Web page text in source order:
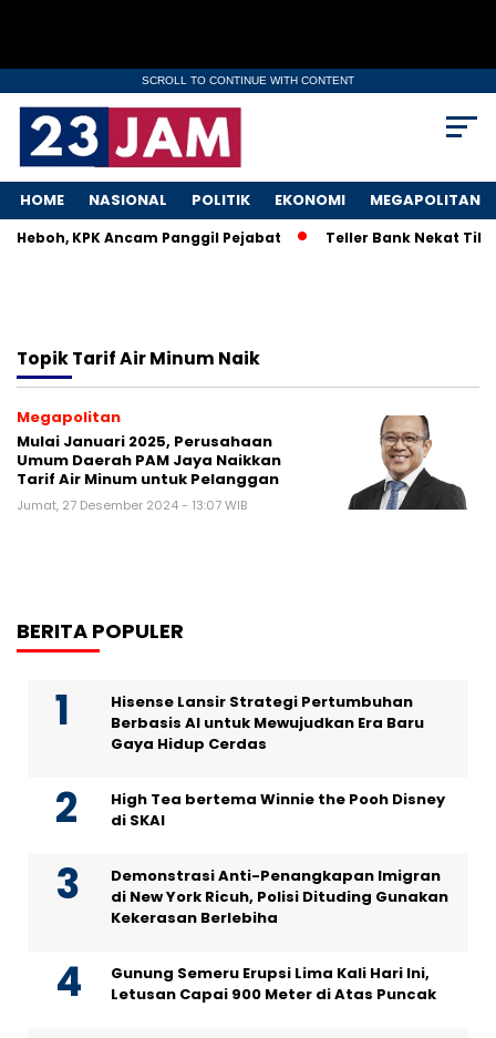
SCROLL TO CONTINUE WITH CONTENT
HOME NASIONAL POLITIK EKONOMI MEGAPOLITAN
KPK Ancam Panggil Pejabat Teller Bank Nekat
TopikTarif Air Minum Naik
Megapolitan
Mulai Januari 2025, Perusahaan
Umum Daerah PAM Jaya Naikkan
Tarif Air Minum untuk Pelanggan
Jumat, 27 Desember 2024 - 13:07 WIB
BERITA POPULER
Hisense Lansir Strategi Pertumbuhan
Berbasis AI untuk Mewujudkan Era Baru
Gaya Hidup Cerdas
High Tea bertema Winnie the Pooh Disney
di SKAI
Demonstrasi Anti-Penangkapan Imigran
di New York Ricuh, Polisi Dituding Gunakan
Kekerasan Berlebiha
Gunung Semeru Erupsi Lima Kali Hari Ini,
Letusan Capai 900 Meter di Atas Puncak